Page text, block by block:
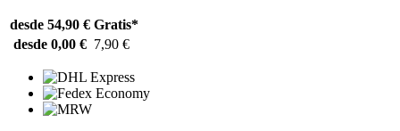
desde 54,90 € Gratis*
desde 0,00 € 7,90 €